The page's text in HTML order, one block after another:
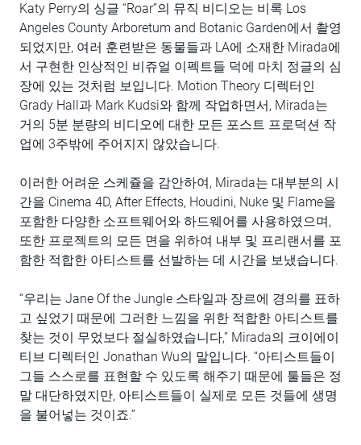
Katy Perry의 싱글 “Roar”의 뮤직 비디오는 비록 Los
Angeles County Arboretum and Botanic Garden에서 촬영
되었지만, 여러 훈련받은 동물들과 LA에 소재한 Mirada에
서 구현한 인상적인 비쥬얼 이펙트들 덕에 마치 정글의 심
장에 있는 것처럼 보입니다. Motion Theory 디렉터인
Grady Hall과 Mark Kudsi와 함께 작업하면서, Mirada는
거의 5분 분량의 비디오에 대한 모든 포스트 프로덕션 작
업에 3주밖에 주어지지 않았습니다.
이러한 어려운 스케쥴을 감안하여, Mirada는 대부분의 시
간을 Cinema 4D, After Effects, Houdini, Nuke 및 Flame을
포함한 다양한 소프트웨어와 하드웨어를 사용하였으며,
또한 프로젝트의 모든 면을 위하여 내부 및 프리랜서를 포
함한 적합한 아티스트를 선발하는 데 시간을 보냈습니다.
“우리는 Jane Of the Jungle 스타일과 장르에 경의를 표하
고 싶었기 때문에 그러한 느낌을 위한 적합한 아티스트를
찾는 것이 무었보다 절실하였습니다,” Mirada의 크이에이
티브 디렉터인 Jonathan Wu의 말입니다. “아티스트들이
그들 스스로를 표현할 수 있도록 해주기 때문에 툴들은 정
말 대단하였지만, 아티스트들이 실제로 모든 것들에 생명
을 불어넣는 것이죠.”